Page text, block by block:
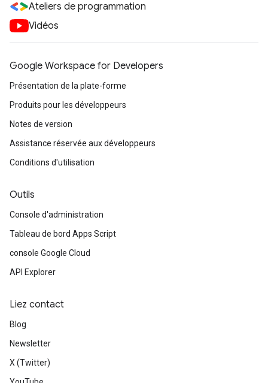
Ateliers de programmation
Vidéos
Google Workspace for Developers
Présentation de la plate-forme
Produits pour les développeurs
Notes de version
Assistance réservée aux développeurs
Conditions d'utilisation
Outils
Console d'administration
Tableau de bord Apps Script
console Google Cloud
API Explorer
Liez contact
Blog
Newsletter
X (Twitter)